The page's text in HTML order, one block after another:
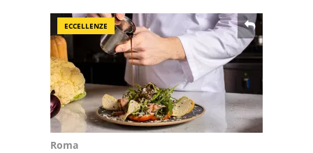
ECCELLENZE
Roma